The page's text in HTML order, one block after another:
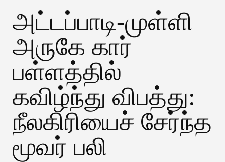
அட்டப்பாடி-முள்ளி
அருகே கார்
பள்ளத்தில்
கவிழ்ந்து விபத்து:
நீலகிரியைச் சேர்ந்த
மூவர் பலி